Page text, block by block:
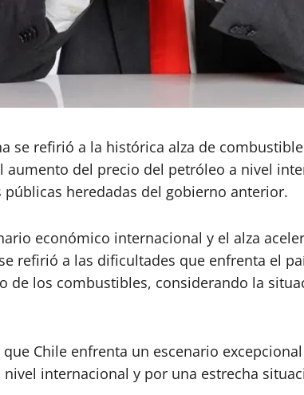
se refirió a la histórica alza de
aumento del precio del petróleo a nivel
heredadas del gobierno anterior.
económico internacional y el alza
refirió a las dificultades que enfrenta el
de los combustibles, considerando la
Chile enfrenta un escenario
internacional y por una estrecha